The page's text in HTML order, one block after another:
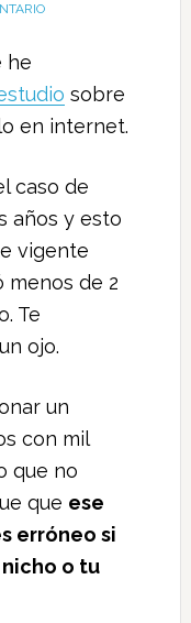
he
sobre
en internet.
caso de
años y esto
vigente
menos de 2
Te
ojo.
un
con mil
que no
que ese
erróneo si
o tu